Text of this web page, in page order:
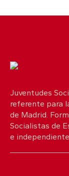
No
· 25 Jul
Con
Juventudes
referente para
de Madrid.
Socialistas de
e